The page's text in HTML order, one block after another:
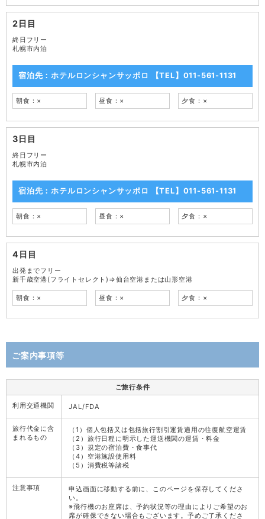
2日目
終日フリー
札幌市内泊
宿泊先：ホテルロンシャンサッポロ 【TEL】011-561-1131
朝食：× 昼食：× 夕食：×
3日目
終日フリー
札幌市内泊
宿泊先：ホテルロンシャンサッポロ 【TEL】011-561-1131
朝食：× 昼食：× 夕食：×
4日目
出発までフリー
新千歳空港(フライトセレクト)⇒仙台空港または山形空港
朝食：× 昼食：× 夕食：×
ご案内事項等
ご旅行条件
利用交通機関 JAL/FDA
旅行代金に含
まれるもの
（1）個人包括又は包括旅行割引運賃適用の往復航空運賃
（2）旅行日程に明示した運送機関の運賃・料金
（3）規定の宿泊費・食事代
（4）空港施設使用料
（5）消費税等諸税
注意事項
申込画面に移動する前に、このページを保存してくださ
い。
※飛行機のお座席は、予約状況等の理由によりご希望のお
席が確保できない場合もございます。予めご了承くださ